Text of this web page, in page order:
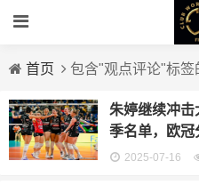
首页 包含"观点评论"标签
朱婷继续冲
季名单，欧冠
2025-07-16